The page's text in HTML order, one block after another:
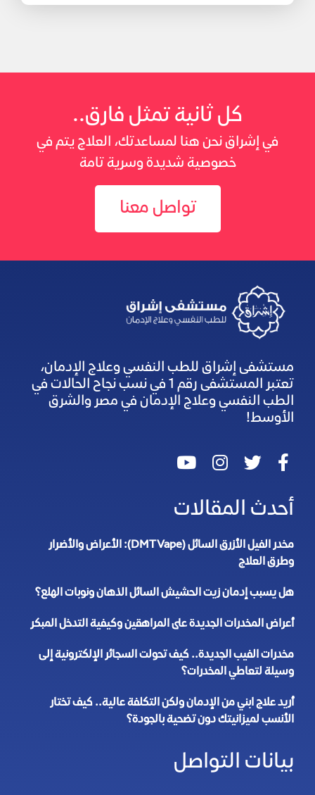
كل ثانية تمثل فارق..
في إشراق نحن هنا لمساعدتك، العلاج يتم في
خصوصية شديدة وسرية تامة
تواصل معنا
مستشفى إشراق للطب النفسي وعلاج الإدمان،
تعتبر المستشفى رقم 1 في نسب نجاح الحالات في
الطب النفسي وعلاج الإدمان في مصر والشرق
الأوسط!
أحدث المقالات
مخدر الفيل الأزرق السائل (DMT Vape): الأعراض والأضرار
وطرق العلاج
هل يسبب إدمان زيت الحشيش السائل الذهان ونوبات الهلع؟
أعراض المخدرات الجديدة على المراهقين وكيفية التدخل المبكر
مخدرات الفيب الجديدة.. كيف تحولت السجائر الإلكترونية إلى
وسيلة لتعاطي المخدرات؟
أريد علاج ابني من الإدمان ولكن التكلفة عالية.. كيف تختار
الأنسب لميزانيتك دون تضحية بالجودة؟
بيانات التواصل